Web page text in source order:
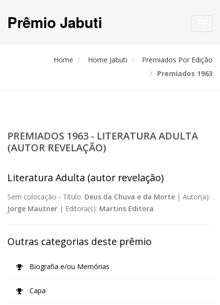
Prêmio Jabuti
Home Home Jabuti
Premiados Por Edição
Premiados 1963
PREMIADOS 1963 - LITERATURA ADULTA
(AUTOR REVELAÇÃO)
Literatura Adulta (autor revelação)
Sem colocação - Título: Deus da Chuva e da Morte | Autor(a):
Jorge Mautner | Editora(s): Martins Editora
Outras categorias deste prêmio
Biografia e/ou Memórias
Capa